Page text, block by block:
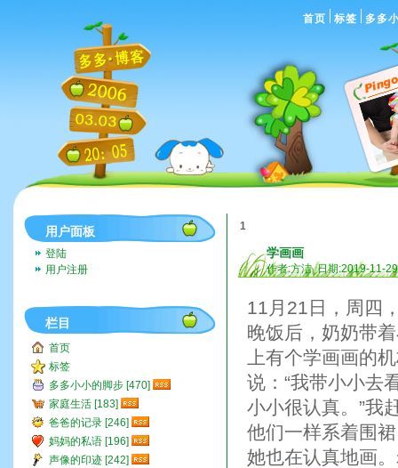
首页 标签 多多
1
学画画
作者:方洁 日期:2019-11-29
11月21日，周四
晚饭后，奶奶带
上有个学画画的
说：“我带小小去
小小很认真。”我
他们一样系着围
她也在认真地画
用户面板
登陆
用户注册
栏目
首页
标签
多多小小的脚步 [470]
家庭生活 [183]
爸爸的记录 [246]
妈妈的私语 [196]
声像的印迹 [242]